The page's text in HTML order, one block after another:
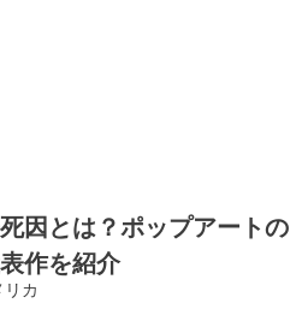
因とは？ポップアートの
作を紹介
リカ